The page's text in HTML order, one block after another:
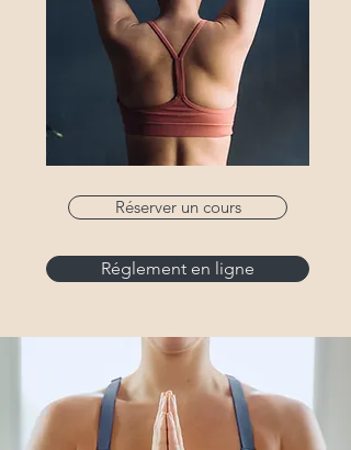
Réserver un cours
Réglement en ligne